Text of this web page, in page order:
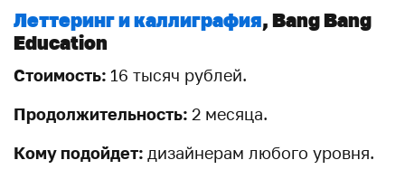
Леттеринг и каллиграфия, Bang Bang
Education
Стоимость: 16 тысяч рублей.
Продолжительность: 2 месяца.
Кому подойдет: дизайнерам любого уровня.